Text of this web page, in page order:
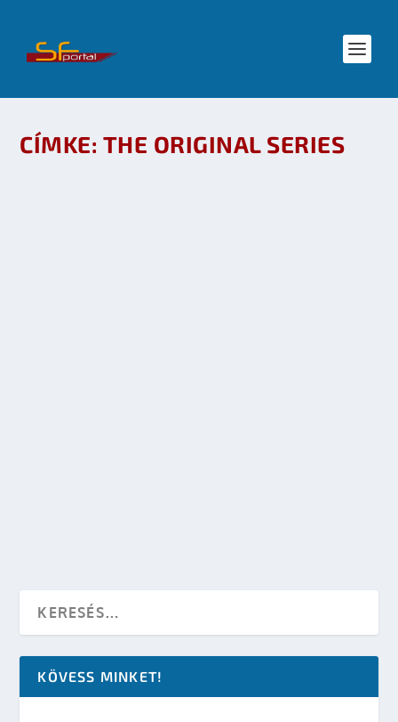
CÍMKE: THE ORIGINAL SERIES
KÖVESS MINKET!